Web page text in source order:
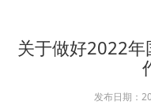
关于做好2022
发布日期：